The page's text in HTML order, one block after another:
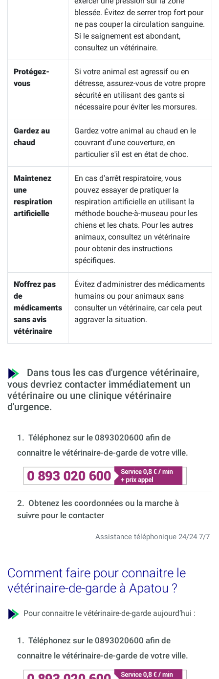
blessée. Évitez de serrer trop fort pour
ne pas couper la circulation sanguine.
Si le saignement est abondant,
consultez un vétérinaire.
Protégez-
vous
Si votre animal est agressif ou en
détresse, assurez-vous de votre propre
sécurité en utilisant des gants si
nécessaire pour éviter les morsures.
Gardez au
chaud
Gardez votre animal au chaud en le
couvrant d'une couverture, en
particulier s'il est en état de choc.
Maintenez
une
respiration
artificielle
En cas d'arrêt respiratoire, vous
pouvez essayer de pratiquer la
respiration artificielle en utilisant la
méthode bouche-à-museau pour les
chiens et les chats. Pour les autres
animaux, consultez un vétérinaire
pour obtenir des instructions
spécifiques.
N'offrez pas
de
médicaments
sans avis
vétérinaire
Évitez d'administrer des médicaments
humains ou pour animaux sans
consulter un vétérinaire, car cela peut
aggraver la situation.
Dans tous les cas d'urgence vétérinaire,
vous devriez contacter immédiatement un
vétérinaire ou une clinique vétérinaire
d'urgence.
1. Téléphonez sur le 0893020600 afin de
connaitre le vétérinaire-de-garde de votre ville.
2. Obtenez les coordonnées ou la marche à
suivre pour le contacter
Assistance téléphonique 24/24 7/7
Comment faire pour connaitre le
vétérinaire-de-garde à Apatou ?
Pour connaitre le vétérinaire-de-garde aujourd’hui :
1. Téléphonez sur le 0893020600 afin de
connaitre le vétérinaire-de-garde de votre ville.